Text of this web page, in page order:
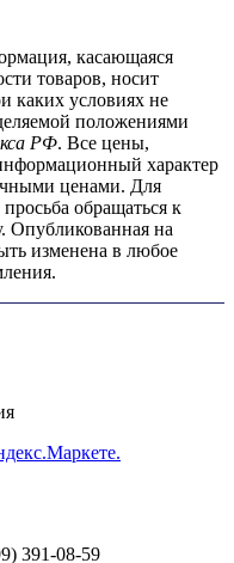
касающаяся
товаров, носит
каких условиях не
положениями
РФ. Все цены,
характер
ценами. Для
обращаться к
Опубликованная на
изменена в любое
391-08-59